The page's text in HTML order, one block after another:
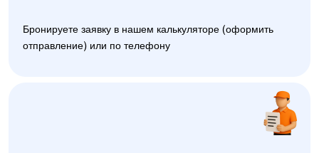
Бронируете заявку в нашем калькуляторе (оформить
отправление) или по телефону